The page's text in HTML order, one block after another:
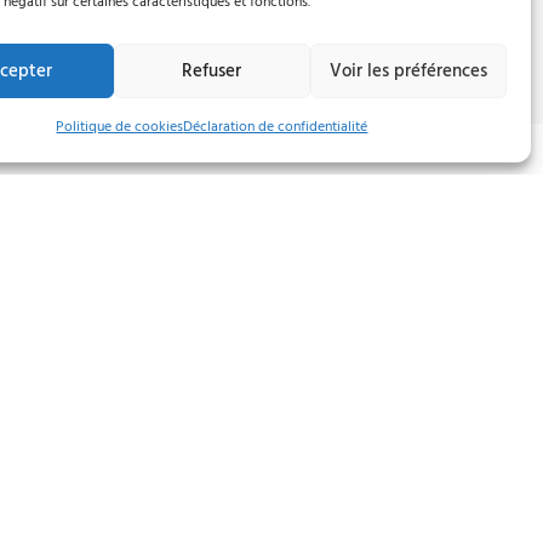
Refuser Voir les préférences
Politique de cookiesDéclaration de confidentialité